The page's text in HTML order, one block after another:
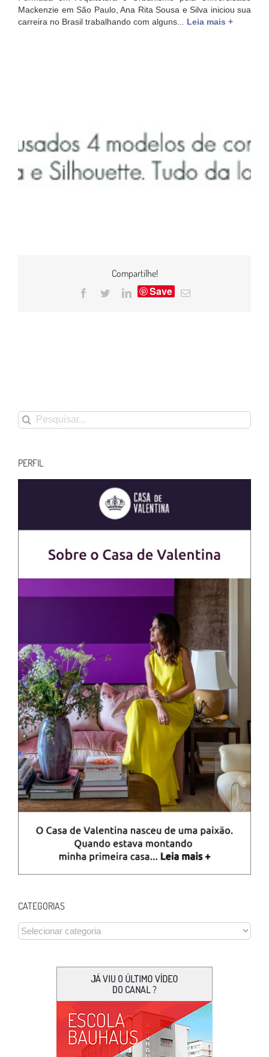
Mackenzie em São Paulo, Ana Rita Sousa e Silva iniciou sua
carreira no Brasil trabalhando com alguns... Leia mais +
Compartilhe!
Facebook
TwitterLinkedIn
Save
E-
Buscar
resultados
PERFIL
CATEGORIAS
CATEGORIAS